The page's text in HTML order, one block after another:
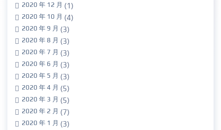
2020 年 12 月 (1)
2020 年 10 月 (4)
2020 年 9 月 (3)
2020 年 8 月 (3)
2020 年 7 月 (3)
2020 年 6 月 (3)
2020 年 5 月 (3)
2020 年 4 月 (5)
2020 年 3 月 (5)
2020 年 2 月 (7)
2020 年 1 月 (3)